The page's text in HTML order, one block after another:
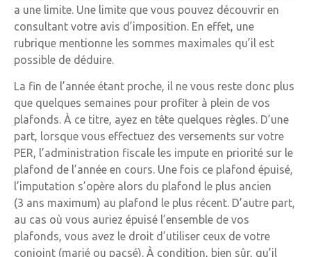
a une limite. Une limite que vous pouvez découvrir en
consultant votre avis d’imposition. En effet, une
rubrique mentionne les sommes maximales qu’il est
possible de déduire.
La fin de l’année étant proche, il ne vous reste donc plus
que quelques semaines pour profiter à plein de vos
plafonds. À ce titre, ayez en tête quelques règles. D’une
part, lorsque vous effectuez des versements sur votre
PER, l’administration fiscale les impute en priorité sur le
plafond de l’année en cours. Une fois ce plafond épuisé,
l’imputation s’opère alors du plafond le plus ancien
(3 ans maximum) au plafond le plus récent. D’autre part,
au cas où vous auriez épuisé l’ensemble de vos
plafonds, vous avez le droit d’utiliser ceux de votre
conjoint (marié ou pacsé). À condition, bien sûr, qu’il